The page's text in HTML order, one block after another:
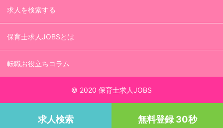
求人を検索する
保育士求人JOBSとは
転職お役立ちコラム
© 2020 保育士求人JOBS
求人検索 無料登録 30秒